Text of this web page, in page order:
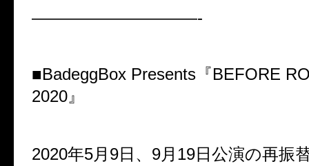
——————————-
■BadeggBox Presents『BEFORE
2020』
2020年5月9日、9月19日公演の再振